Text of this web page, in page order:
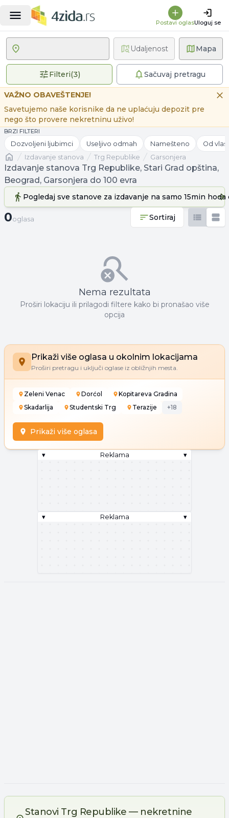
Postavi oglasUloguj se
Mapa
Filteri(3)3 primenjena filteraSačuvaj pretragu
Udaljenost
VAŽNO OBAVEŠTENJE!
Savetujemo naše korisnike da ne uplaćuju depozit pre
nego što provere nekretninu uživo!
BRZI FILTERI
Dozvoljeni ljubimci Useljivo odmah Namešteno Od
Naslovnaizdavanje stanova Trg Republike Garsonjera
Izdavanje stanova Trg Republike, Stari Grad opština,
Beograd, Garsonjera do 100 evra
Pogledaj sve stanove za izdavanje na samo 15min hoda
0 oglasa
0oglasa Sortiraj
Nema rezultata
Proširi lokaciju ili prilagodi filtere kako bi pronašao više
opcija
Prikaži više oglasa u okolnim lokacijama
Proširi pretragu i uključi oglase iz obližnjih mesta.
Zeleni Venac Dorćol
Kopitareva Gradina
Skadarlija
Studentski Trg Terazije +18
Prikaži više oglasa
▾ Reklama ▾
▾ Reklama ▾
Stanovi Trg Republike — nekretnine